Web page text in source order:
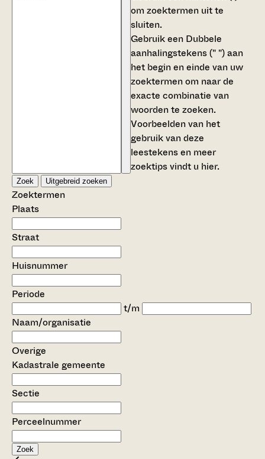
om zoektermen uit te
sluiten.
Gebruik een Dubbele
aanhalingstekens (" ")aan
het begin en einde van uw
zoektermen om naar de
exacte combinatie van
woorden te zoeken.
Voorbeelden van het
gebruik van deze
leestekens en meer
zoektips vindt u hier.
Zoek Uitgebreid zoeken
Zoektermen
Plaats
Straat
Huisnummer
Periode
t/m
Naam/organisatie
Overige
Kadastrale gemeente
Sectie
Perceelnummer
Zoek